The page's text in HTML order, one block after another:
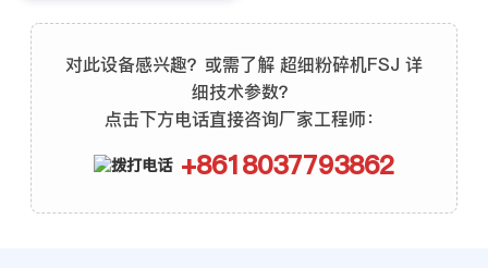
对此设备感兴趣？或需了解 超细粉碎机FSJ 详
细技术参数？
点击下方电话直接咨询厂家工程师：
+8618037793862